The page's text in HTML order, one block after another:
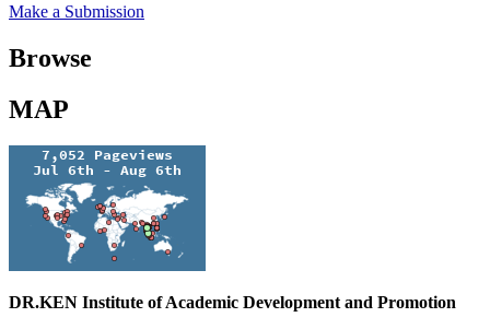
Make a Submission
Browse
MAP
DR.KEN Institute of Academic Development and Promotion